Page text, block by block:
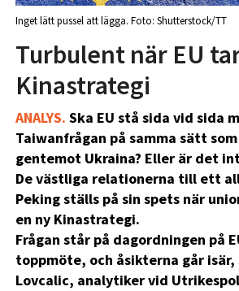
Inget lätt pussel att lägga. Foto: Shutterstock/TT
Turbulent när EU
Kinastrategi
ANALYS. Ska EU stå sida vid sida
Taiwanfrågan på samma sätt
gentemot Ukraina? Eller är det
De västliga relationerna till ett
Peking ställs på sin spets när
en ny Kinastrategi.
Frågan står på dagordningen på
toppmöte, och åsikterna går isär,
Lovcalic, analytiker vid